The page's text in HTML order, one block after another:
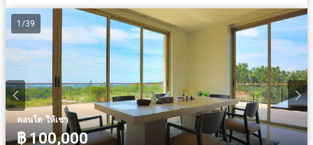
1 /39
คอนโด·ให้เช่า
฿ 100,000